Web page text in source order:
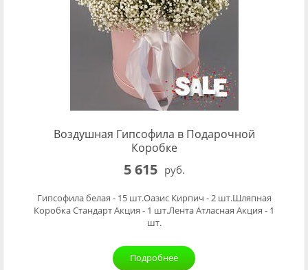
Воздушная Гипсофила в Подарочной
Коробке
5 615 руб.
Гипсофила белая - 15 шт.Оазис Кирпич - 2 шт.Шляпная
Коробка Стандарт Акция - 1 шт.Лента Атласная Акция - 1
шт.
Подробнее